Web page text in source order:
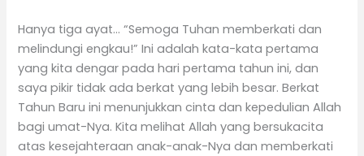
Hanya tiga ayat… “Semoga Tuhan memberkati dan
melindungi engkau!” Ini adalah kata-kata pertama
yang kita dengar pada hari pertama tahun ini, dan
saya pikir tidak ada berkat yang lebih besar. Berkat
Tahun Baru ini menunjukkan cinta dan kepedulian Allah
bagi umat-Nya. Kita melihat Allah yang bersukacita
atas kesejahteraan anak-anak-Nya dan memberkati